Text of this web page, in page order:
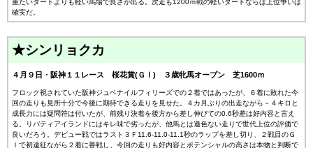
重たいダートよりも軽い馬場で良さが出る。次走も1200ｍ戦の軽いダートならば上位争いは
確実だ。
★シンリョクカ
４月９日・阪神１１レース 桜花賞(ＧⅠ) ３歳牝馬オープン 芝1600ｍ
フロック視されていた阪神ジュベナイルフィリーズでの２着ではあったが、６着に敗れた今
回の走りも見所十分で今後に期待できる走りを見せた。４カ月ぶりの出走ながら－４キロと
成長力には疑問符は付いたが、前残り決着を後方から差し伸びての0.6秒差は好内容と言え
る。リバティアイランドにはキレ味で劣ったが、他馬とは遜色ない走りで世代上位の評価で
良いだろう。デビュー戦ではラスト３Ｆ11.6-11.0-11.1秒のラップを差し切り、２戦目のＧ
Ⅰで初遠征ながら２着に善戦し、今回の走りも好内容とポテンシャルの高さは本物と判断で